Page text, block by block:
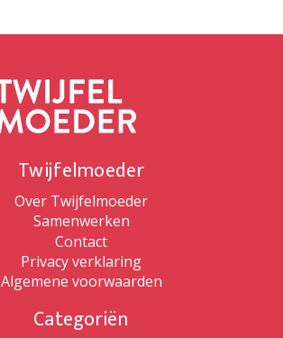
Twijfelmoeder
Over Twijfelmoeder
Samenwerken
Contact
Privacy verklaring
Algemene voorwaarden
Categoriën